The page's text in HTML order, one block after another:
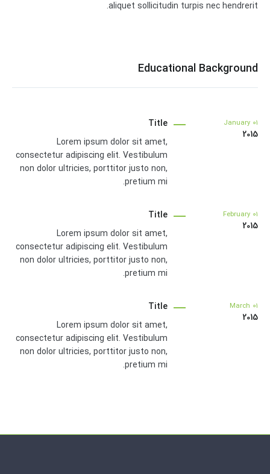
aliquet sollicitudin turpis nec hendrerit.
Educational Background
01
January
2015
Title
Lorem ipsum dolor sit amet,
consectetur adipiscing elit. Vestibulum
non dolor ultricies, porttitor justo non,
pretium mi.
01
February
2015
Title
Lorem ipsum dolor sit amet,
consectetur adipiscing elit. Vestibulum
non dolor ultricies, porttitor justo non,
pretium mi.
01
March
2015
Title
Lorem ipsum dolor sit amet,
consectetur adipiscing elit. Vestibulum
non dolor ultricies, porttitor justo non,
pretium mi.